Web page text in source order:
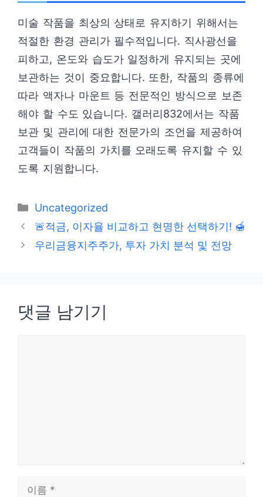
미술 작품을 최상의 상태로 유지하기 위해서는
적절한 환경 관리가 필수적입니다. 직사광선을
피하고, 온도와 습도가 일정하게 유지되는 곳에
보관하는 것이 중요합니다. 또한, 작품의 종류에
따라 액자나 마운트 등 전문적인 방식으로 보존
해야 할 수도 있습니다. 갤러리832에서는 작품
보관 및 관리에 대한 전문가의 조언을 제공하여
고객들이 작품의 가치를 오래도록 유지할 수 있
도록 지원합니다.
카
테
리
Uncategorized
🚨적금, 이자율 비교하고 현명한 선택하기! 🍯
우리금융지주주가, 투자 가치 분석 및 전망
댓글 남기기